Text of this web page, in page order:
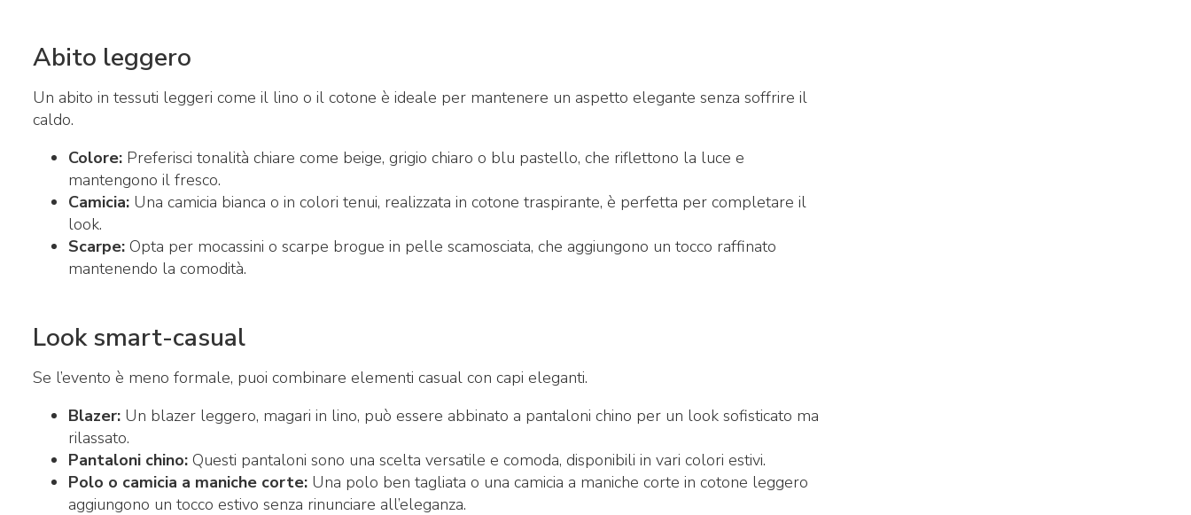
Abito leggero
Un abito in tessuti leggeri come il lino o il cotone è ideale per mantenere un aspetto elegante senza soffrire il
caldo.
Colore: Preferisci tonalità chiare come beige, grigio chiaro o blu pastello, che riflettono la luce e
mantengono il fresco.
Camicia: Una camicia bianca o in colori tenui, realizzata in cotone traspirante, è perfetta per completare il
look.
Scarpe: Opta per mocassini o scarpe brogue in pelle scamosciata, che aggiungono un tocco raffinato
mantenendo la comodità.
Look smart-casual
Se l’evento è meno formale, puoi combinare elementi casual con capi eleganti.
Blazer: Un blazer leggero, magari in lino, può essere abbinato a pantaloni chino per un look sofisticato ma
rilassato.
Pantaloni chino: Questi pantaloni sono una scelta versatile e comoda, disponibili in vari colori estivi.
Polo o camicia a maniche corte: Una polo ben tagliata o una camicia a maniche corte in cotone leggero
aggiungono un tocco estivo senza rinunciare all’eleganza.